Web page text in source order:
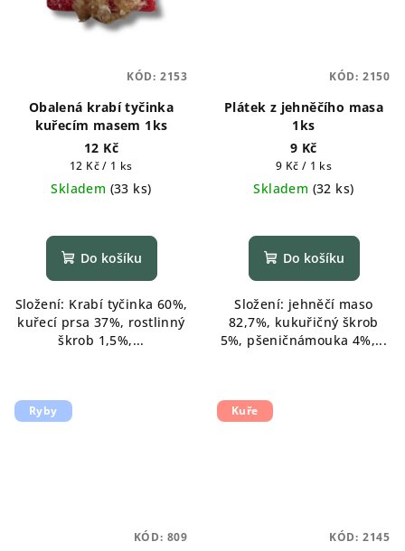
Obalená krabí tyčinka
kuřecím masem 1ks
12 Kč
Měrná
cena:
12 Kč / 1 ks
Skladem (33 ks)
Do košíku
Složení: Krabí tyčinka 60%,
kuřecí prsa 37%, rostlinný
škrob 1,5%,...
KÓD: 2153
Plátek z jehněčího masa
1ks
9 Kč
Měrná
cena:
9 Kč / 1 ks
Skladem (32 ks)
Do košíku
Složení: jehněčí maso
82,7%, kukuřičný škrob
5%, pšeničnámouka 4%,...
KÓD: 2150
Ryby
KÓD: 809
Kuře
KÓD: 2145